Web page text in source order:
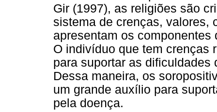
Gir (1997), as religiões são
sistema de crenças, valores,
apresentam os
O indivíduo que tem crenças
para suportar as
Dessa maneira, os
um grande auxílio para
pela doença.